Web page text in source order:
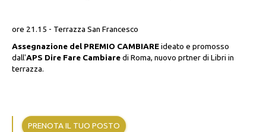
ore 21.15 - Terrazza San Francesco
Assegnazione del PREMIO CAMBIAREideato e promosso
dall'APS Dire Fare Cambiaredi Roma, nuovo prtner di Libri in
terrazza.
PRENOTA IL TUO POSTO